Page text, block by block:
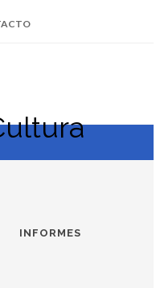
Soundcloud
Youtube
INFORMES